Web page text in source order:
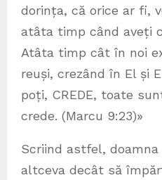
dorința, că orice ar fi,
atâta timp când aveți
Atâta timp cât în noi
reuși, crezând în El și
poți, CREDE, toate
crede. (Marcu 9:23)»
Scriind astfel, doamna
altceva decât să